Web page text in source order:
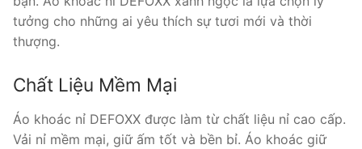
tưởng cho những ai yêu thích sự tươi mới và thời
thượng.
Chất Liệu Mềm Mại
Áo khoác nỉ DEFOXX được làm từ chất liệu nỉ cao cấp.
Vải nỉ mềm mại, giữ ấm tốt và bền bỉ. Áo khoác giữ